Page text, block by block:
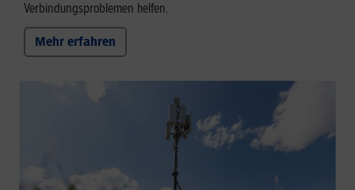
Verbindungsproblemen helfen.
Mehr erfahren